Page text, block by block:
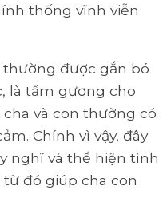
thống vĩnh viễn
được gắn bó
là tấm gương cho
và con thường có
Chính vì vậy, đây
nghĩ và thể hiện tình
đó giúp cha con